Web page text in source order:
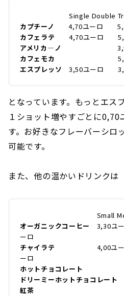
Single Double
カプチーノ
4,70ユーロ
カフェラテ 4,70ユーロ
アメリカ―ノ
3,90ユー
カフェモカ
5,40ユー
エスプレッソ 3,50ユーロ
となっています。もっとエス
１ショット増やすごとに0,70
す。お好きなフレーバーシロ
可能です。
また、他の温かいドリンクは
Small Medium
オーガニックコーヒー
3,30ユ
ーロ
チャイラテ 4,00ユーロ
ーロ
ホットチョコレート 4,70
ドリーミーホットチョコレート
紅茶 3,40ユ